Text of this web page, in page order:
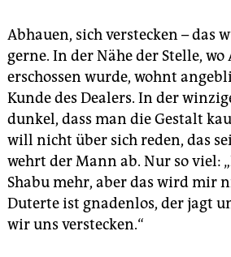
Abhauen, sich verstecken – das
gerne. In der Nähe der Stelle,
erschossen wurde, wohnt
Kunde des Dealers. In der
dunkel, dass man die Gestalt
will nicht über sich reden, das
wehrt der Mann ab. Nur so viel:
Shabu mehr, aber das wird mir
Duterte ist gnadenlos, der jagt
wir uns verstecken.“